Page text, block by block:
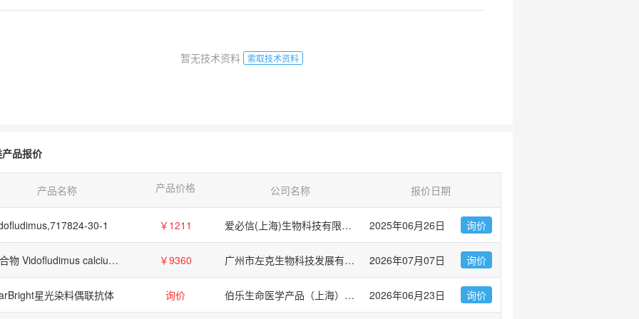
暂无技术资料 索取技术资料
品报价
产品名称 产品价格 公司名称 报价日期
30-1 ￥1211 爱必信(上海)生物科技有限公司 2025年06月26日 询价
化合物 Vidofludimus calcium【1354012-90-0】 ￥9360 广州市左克生物科技发展有限公司 2026年07月07日 询价
星光染料偶联抗体 询价 伯乐生命医学产品（上海）有限公司 Bio-Rad Laboratories 2026年06月23日 询价